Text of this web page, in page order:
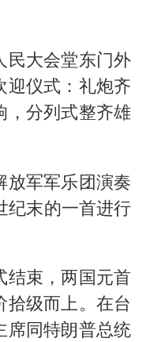
民大会堂东门外
迎仪式：礼炮齐
，分列式整齐雄
放军军乐团演奏
纪末的一首进行
结束，两国元首
拾级而上。在台
席同特朗普总统